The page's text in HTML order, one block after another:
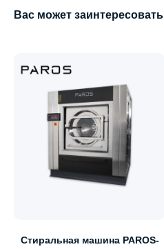
Вас может заинтересовать
Стиральная машина PAROS-